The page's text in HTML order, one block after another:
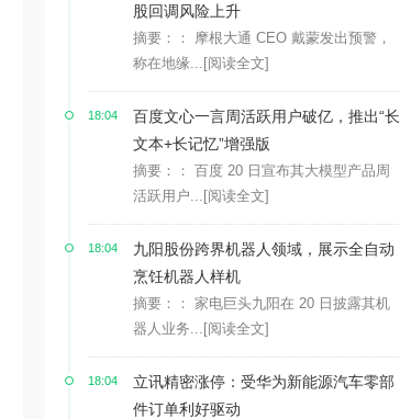
股回调风险上升
摘要：： 摩根大通 CEO 戴蒙发出预警，
称在地缘... [阅读全文]
18:04
百度文心一言周活跃用户破亿，推出“长
文本+长记忆”增强版
摘要：： 百度 20 日宣布其大模型产品周
活跃用户... [阅读全文]
18:04
九阳股份跨界机器人领域，展示全自动
烹饪机器人样机
摘要：： 家电巨头九阳在 20 日披露其机
器人业务... [阅读全文]
18:04
立讯精密涨停：受华为新能源汽车零部
件订单利好驱动